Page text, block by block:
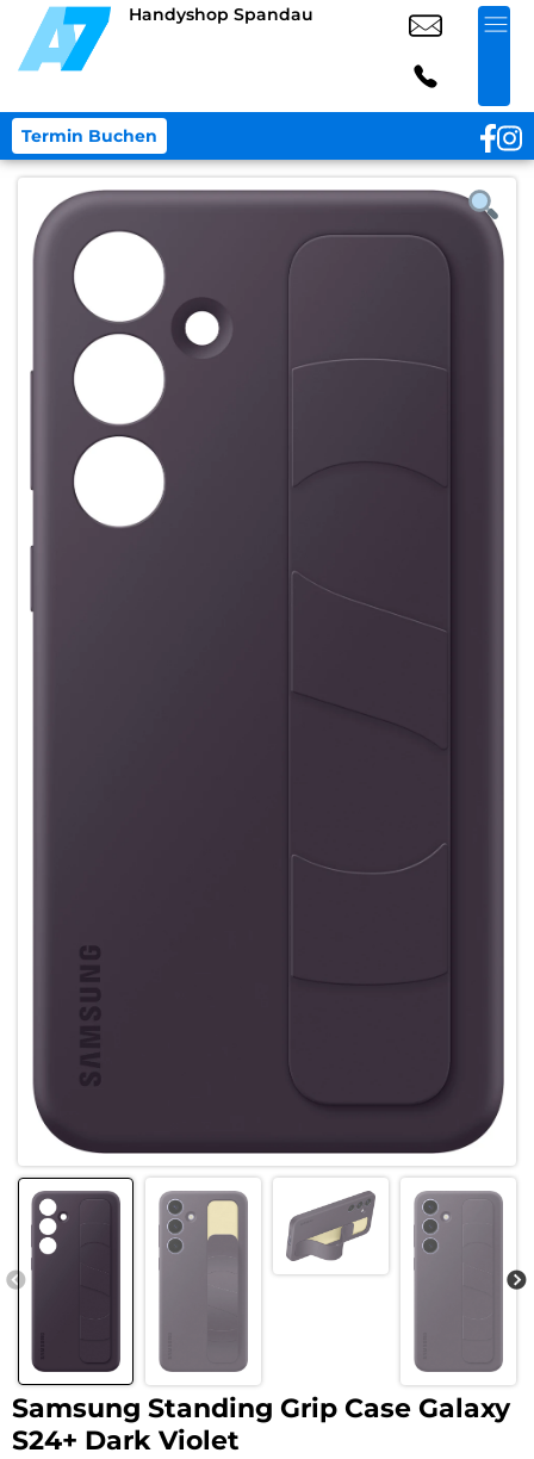
Handyshop Spandau
Termin Buchen
Samsung Standing Grip Case Galaxy
S24+ Dark Violet